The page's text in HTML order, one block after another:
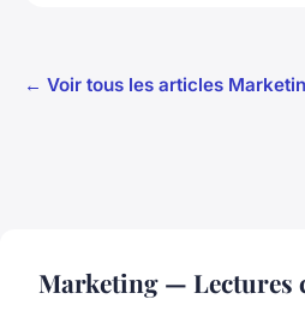
← Voir tous les articles
Marketing — Lectures